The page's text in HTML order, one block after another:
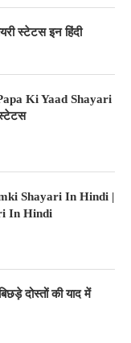
स्टेटस इन हिंदी
Papa Ki Yaad Shayari
स्टेटस
Shayari In Hindi |
In Hindi
दोस्तों की याद में